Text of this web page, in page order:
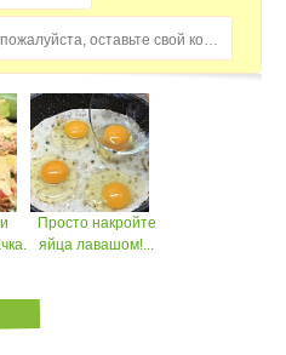
Просто накройте
яйца лавашом!...